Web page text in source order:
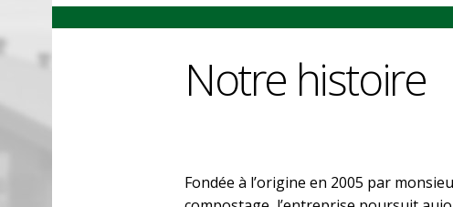
Notre histoire
Fondée à l’origine en 2005 par